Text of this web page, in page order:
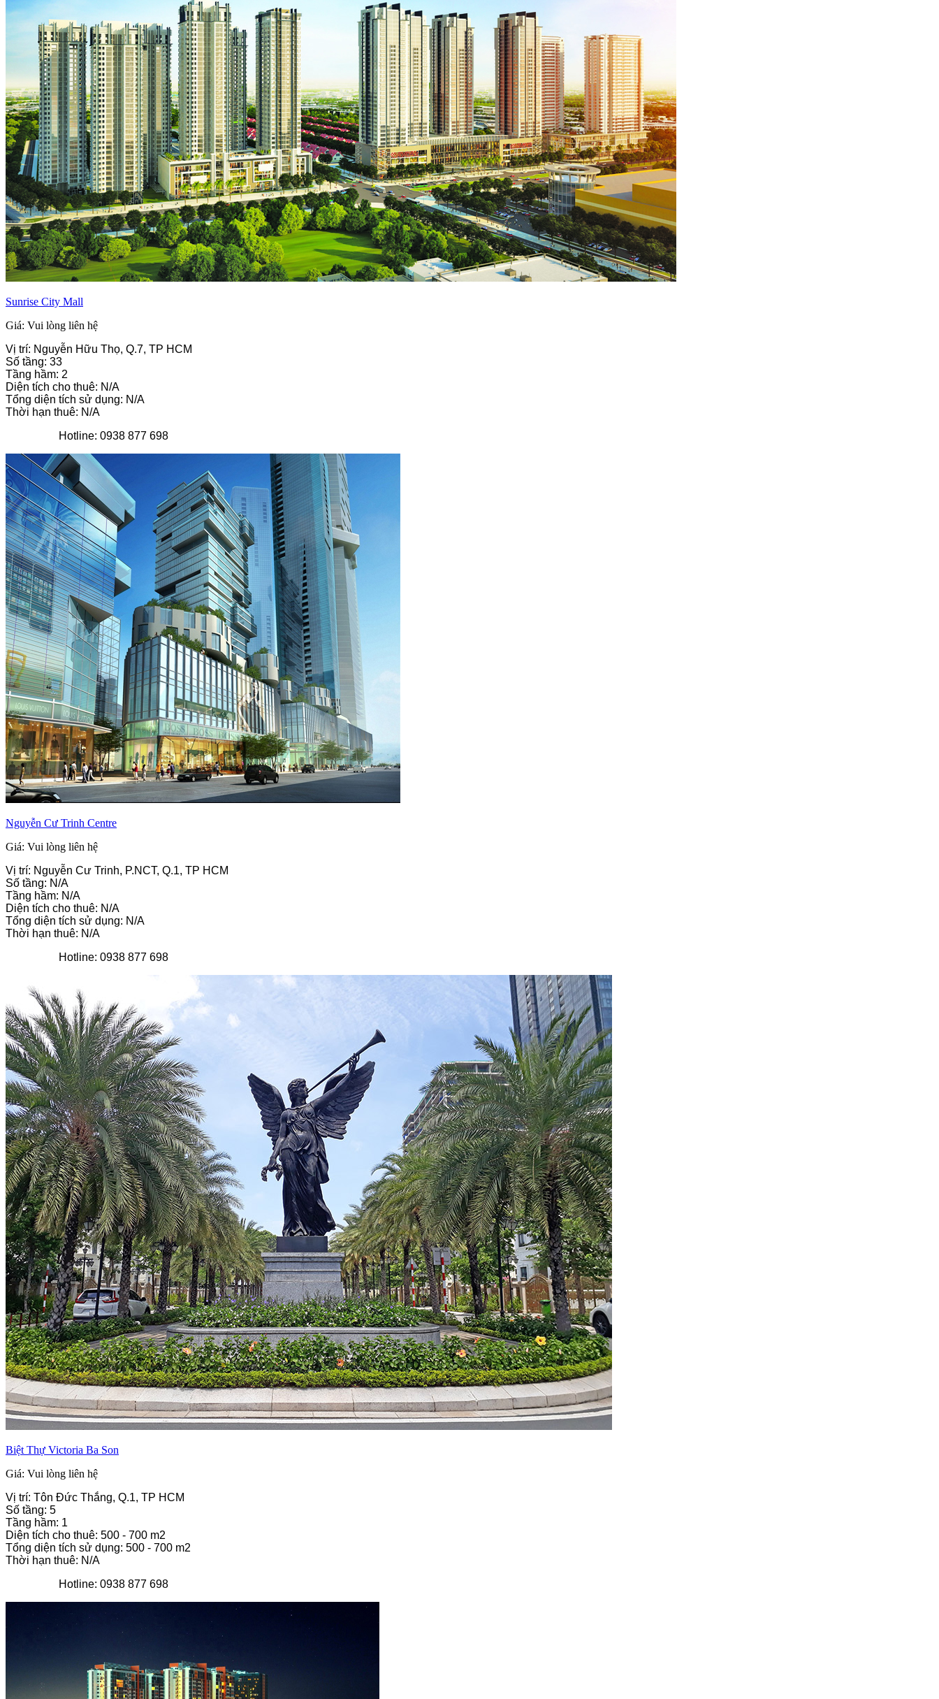
Sunrise City Mall
Giá: Vui lòng liên hệ
Vị trí: Nguyễn Hữu Thọ, Q.7, TP HCM
Số tầng: 33
Tầng hầm: 2
Diện tích cho thuê: N/A
Tổng diện tích sử dụng: N/A
Thời hạn thuê: N/A
Hotline: 0938 877 698
Nguyễn Cư Trinh Centre
Giá: Vui lòng liên hệ
Vị trí: Nguyễn Cư Trinh, P.NCT, Q.1, TP HCM
Số tầng: N/A
Tầng hầm: N/A
Diện tích cho thuê: N/A
Tổng diện tích sử dụng: N/A
Thời hạn thuê: N/A
Hotline: 0938 877 698
Biệt Thự Victoria Ba Son
Giá: Vui lòng liên hệ
Vị trí: Tôn Đức Thắng, Q.1, TP HCM
Số tầng: 5
Tầng hầm: 1
Diện tích cho thuê: 500 - 700 m2
Tổng diện tích sử dụng: 500 - 700 m2
Thời hạn thuê: N/A
Hotline: 0938 877 698